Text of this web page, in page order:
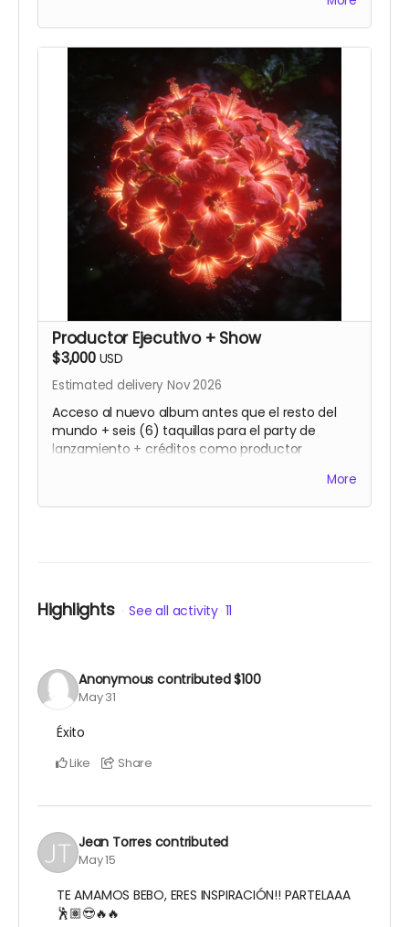
Productor Ejecutivo + Show
$3,000 USD
Estimated delivery Nov 2026
Acceso al nuevo album antes que el resto del
mundo + seis (6) taquillas para el party de
lanzamiento + créditos como productor
Puerto Rico)
More
Highlights See all activity 11
Anonymous contributed$100
May 31
Éxito
Like Share
Jean Torres contributed
May 15
TE AMAMOS BEBO, ERES INSPIRACIÓN!! PARTELAAA
🕺🏽😎🔥🔥